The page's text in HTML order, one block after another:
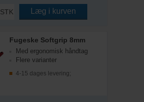
STK Læg i kurven
Fugeske Softgrip 8mm
Med ergonomisk håndtag
Flere varianter
4-15 dages levering;